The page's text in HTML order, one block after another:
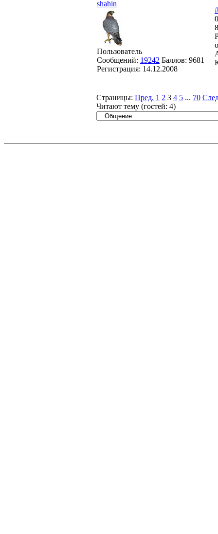
shahin
Пользователь
Сообщений: 19242 Баллов: 9681
Регистрация: 14.12.2008
0
Страницы: Пред. 1 2 3 4 5 ... 70
Читают тему (гостей: 4)